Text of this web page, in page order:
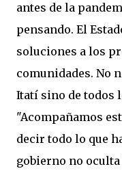
antes de la
pensando. El
soluciones a los
comunidades. No
Itatí sino de todos
"Acompañamos
decir todo lo que
gobierno no oculta